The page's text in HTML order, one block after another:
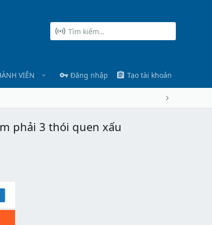
VIÊN Đăng nhập Tạo tài khoản
phải 3 thói quen xấu